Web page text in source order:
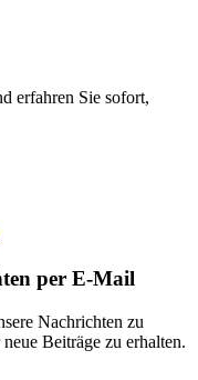
erfahren Sie sofort,
per E-Mail
Nachrichten zu
Beiträge zu erhalten.